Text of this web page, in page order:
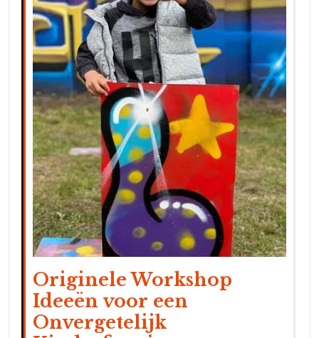
Originele Workshop
Ideeën voor een
Onvergetelijk